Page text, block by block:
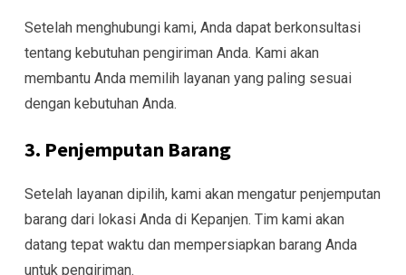
Setelah menghubungi kami, Anda dapat berkonsultasi
tentang kebutuhan pengiriman Anda. Kami akan
membantu Anda memilih layanan yang paling sesuai
dengan kebutuhan Anda.
3. Penjemputan Barang
Setelah layanan dipilih, kami akan mengatur penjemputan
barang dari lokasi Anda di Kepanjen. Tim kami akan
datang tepat waktu dan mempersiapkan barang Anda
untuk pengiriman.